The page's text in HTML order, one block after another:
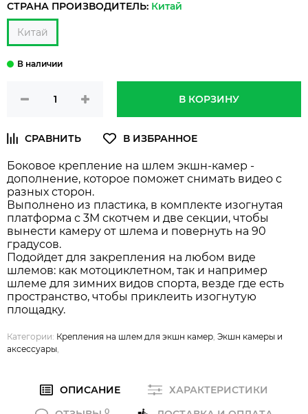
СТРАНА ПРОИЗВОДИТЕЛЬ: Китай
Китай
В КОРЗИНУ
Боковое крепление на шлем экшн-камер -
дополнение, которое поможет снимать видео с
разных сторон.
Выполнено из пластика, в комплекте изогнутая
платформа с 3М скотчем и две секции, чтобы
вынести камеру от шлема и повернуть на 90
градусов.
Подойдет для закрепления на любом виде
шлемов: как мотоциклетном, так и например
шлеме для зимних видов спорта, везде где есть
пространство, чтобы приклеить изогнутую
площадку.
Категории: Крепления на шлем для экшн камер Экшн камеры и
аксессуары
ОПИСАНИЕ
ХАРАКТЕРИСТИКИ
0